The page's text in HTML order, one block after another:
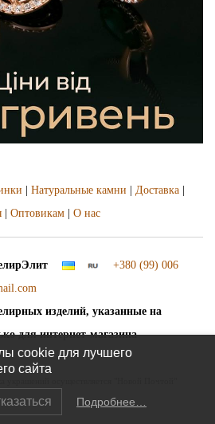
Натуральные камни Доставка
Оптовикам О нас
+380 (99) 006
изделий, указанные на
для интернет-магазина
cookie для лучшего
сайта
Подробнее…